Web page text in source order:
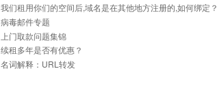
我们租用你们的空间后,域名是在其他地方注册的,如何绑定？
病毒邮件专题
上门取款问题集锦
续租多年是否有优惠？
名词解释：URL转发